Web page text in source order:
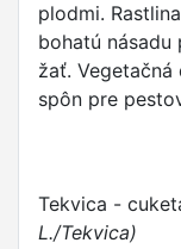
plodmi.
bohatú
žať.
spôn pre
Tekvica -
L./Tekvica)